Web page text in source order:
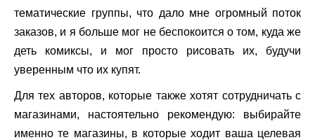
тематические группы, что дало мне огромный поток
заказов, и я больше мог не беспокоится о том, куда же
деть комиксы, и мог просто рисовать их, будучи
уверенным что их купят.
Для тех авторов, которые также хотят сотрудничать с
магазинами, настоятельно рекомендую: выбирайте
именно те магазины, в которые ходит ваша целевая